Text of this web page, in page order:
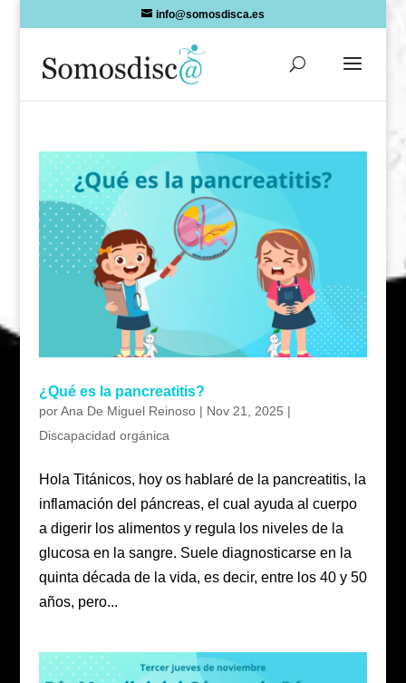
info@somosdisca.es
¿Qué es la pancreatitis?
porAna De Miguel Reinoso| Nov 21, 2025 |
Discapacidad orgánica
Hola Titánicos, hoy os hablaré de la pancreatitis, la
inflamación del páncreas, el cual ayuda al cuerpo
a digerir los alimentos y regula los niveles de la
glucosa en la sangre. Suele diagnosticarse en la
quinta década de la vida, es decir, entre los 40 y 50
años, pero...